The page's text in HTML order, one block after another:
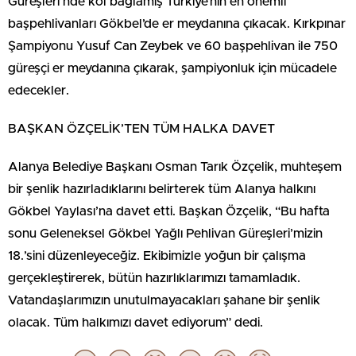
başpehlivanları Gökbel’de er meydanına çıkacak. Kırkpınar
Şampiyonu Yusuf Can Zeybek ve 60 başpehlivan ile 750
güreşçi er meydanına çıkarak, şampiyonluk için mücadele
edecekler.
BAŞKAN ÖZÇELİK’TEN TÜM HALKA DAVET
Alanya Belediye Başkanı Osman Tarık Özçelik, muhteşem
bir şenlik hazırladıklarını belirterek tüm Alanya halkını
Gökbel Yaylası’na davet etti. Başkan Özçelik, “Bu hafta
sonu Geleneksel Gökbel Yağlı Pehlivan Güreşleri’mizin
18.’sini düzenleyeceğiz. Ekibimizle yoğun bir çalışma
gerçekleştirerek, bütün hazırlıklarımızı tamamladık.
Vatandaşlarımızın unutulmayacakları şahane bir şenlik
olacak. Tüm halkımızı davet ediyorum” dedi.